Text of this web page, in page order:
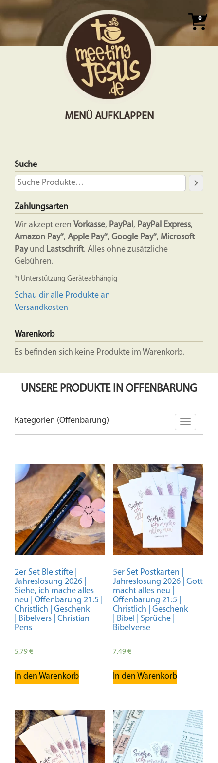
0
MENÜ AUFKLAPPEN
Suche
Zahlungsarten
Wir akzeptieren Vorkasse, PayPal, PayPal Express,
Amazon Pay*, Apple Pay*, Google Pay*, Microsoft
Payund Lastschrift. Alles ohne zusätzliche
Gebühren.
*) Unterstützung Geräteabhängig
Schau dir alle Produkte an
Versandkosten
Warenkorb
Es befinden sich keine Produkte im Warenkorb.
UNSERE PRODUKTE IN OFFENBARUNG
Kategorien (Offenbarung)
2er Set Bleistifte |
Jahreslosung 2026 |
Siehe, ich mache alles
neu | Offenbarung 21:5 |
Christlich | Geschenk
| Bibelvers | Christian
Pens
5,79€
In den Warenkorb
5er Set Postkarten |
Jahreslosung 2026 | Gott
macht alles neu |
Offenbarung 21:5 |
Christlich | Geschenk
| Bibel | Sprüche |
Bibelverse
7,49€
In den Warenkorb